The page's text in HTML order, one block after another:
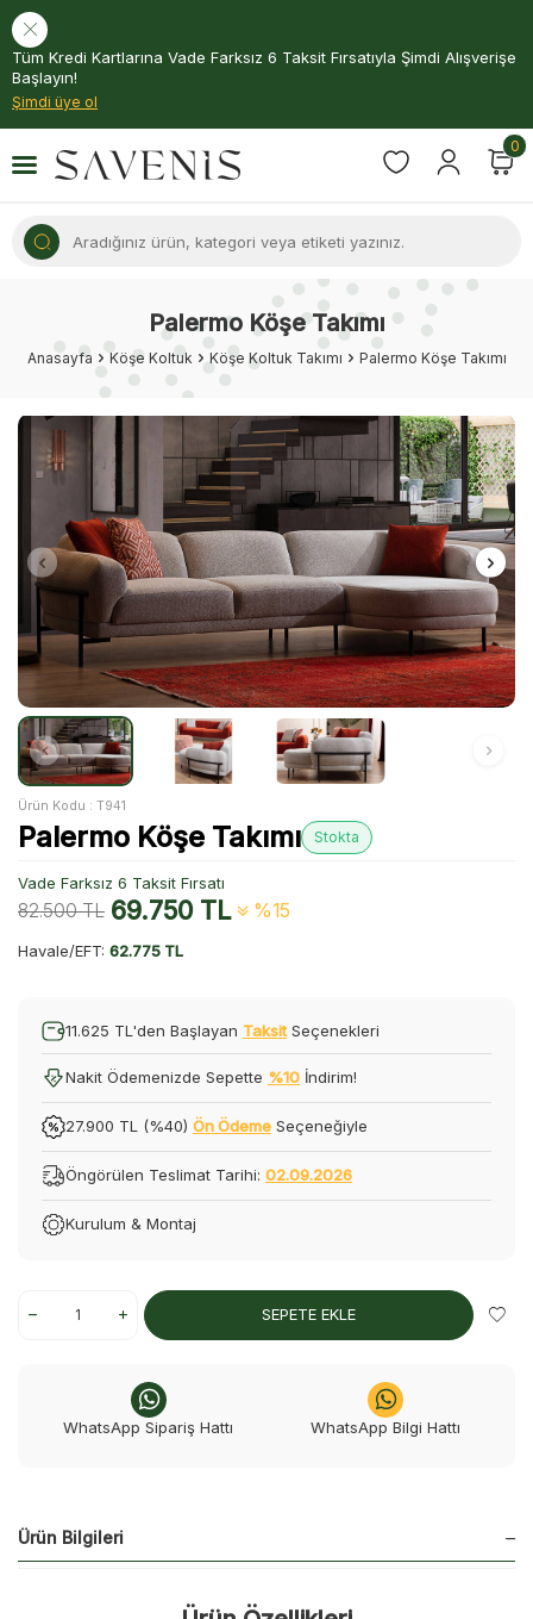
Tüm Kredi Kartlarına Vade Farksız 6 Taksit Fırsatıyla Şimdi Alışverişe
Başlayın!
Şimdi üye ol
0
Palermo Köşe Takımı
Anasayfa Köşe Koltuk Köşe Koltuk Takımı Palermo Köşe Takımı
Ürün Kodu : T941
Palermo Köşe Takımı Stokta
Vade Farksız 6 Taksit Fırsatı
82.500TL 69.750TL %15
Havale/EFT: 62.775 TL
11.625 TL'den Başlayan Taksit Seçenekleri
Nakit Ödemenizde Sepette %10 İndirim!
27.900 TL (%40) Ön Ödeme Seçeneğiyle
Öngörülen Teslimat Tarihi: 02.09.2026
Kurulum & Montaj
SEPETE EKLE
WhatsApp Sipariş Hattı WhatsApp Bilgi Hattı
Ürün Bilgileri